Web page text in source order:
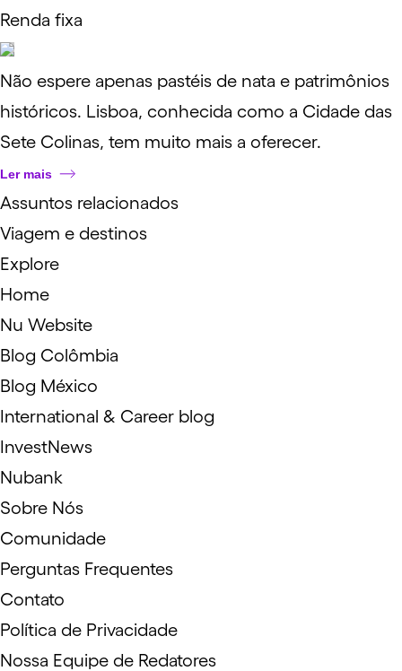
Renda fixa
Não espere apenas pastéis de nata e patrimônios
históricos. Lisboa, conhecida como a Cidade das
Sete Colinas, tem muito mais a oferecer.
Ler mais
Assuntos relacionados
Viagem e destinos
Explore
Home
Nu Website
Blog Colômbia
Blog México
International & Career blog
InvestNews
Nubank
Sobre Nós
Comunidade
Perguntas Frequentes
Contato
Política de Privacidade
Nossa Equipe de Redatores